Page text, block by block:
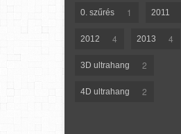
0. szűrés 1 2011
2012 4 2013 4
3D ultrahang 2
4D ultrahang 2